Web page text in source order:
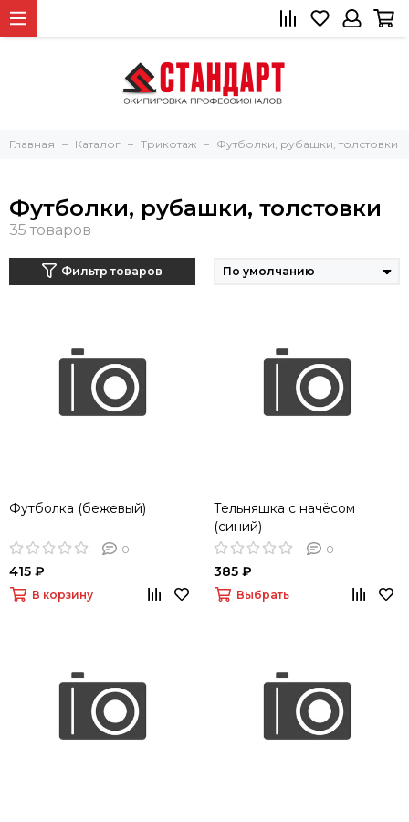
Главная Каталог Трикотаж Футболки, рубашки, толстовки
Футболки, рубашки, толстовки
Фильтр товаров
Футболка (бежевый)
0
415 ₽
В корзину
Тельняшка с начёсом
(синий)
0
385 ₽
Выбрать